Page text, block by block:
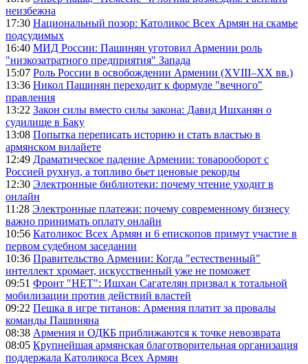
неизбежна
17:30 Национальный позор: Католикос Всех Армян на скамье
подсудимых
16:40 МИД России: Пашинян уготовил Армении роль
"низкозатратного предприятия" Запада
15:07 Роль России в освобождении Армении (XVIII–XX вв.)
13:36 Никол Пашинян переходит к формуле "вечного"
правления
13:22 Закон силы вместо силы закона: Давид Ишханян о
судилище в Баку
13:08 Попытка переписать историю и стать властью в
армянском вилайете
12:49 Драматическое падение Армении: товарооборот с
Россией рухнул, а топливо бьет ценовые рекорды
12:30 Электронные библиотеки: почему чтение уходит в
онлайн
11:28 Электронные платежи: почему современному бизнесу
важно принимать оплату онлайн
10:56 Католикос Всех Армян и 6 епископов примут участие в
первом судебном заседании
10:36 Правительство Армении: Когда "естественный"
интеллект хромает, искусственный уже не поможет
09:51 Фронт "НЕТ": Ишхан Сагателян призвал к тотальной
мобилизации против действий властей
09:22 Пешка в игре титанов: Армения платит за провалы
команды Пашиняна
08:38 Армения и ОДКБ приближаются к точке невозврата
08:05 Крупнейшая армянская благотворительная организация
поддержала Католикоса Всех Армян